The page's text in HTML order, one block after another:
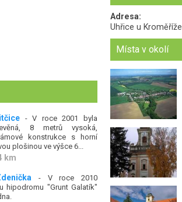
- V roce 2001 byla
8 metrů vysoká,
konstrukce s horní
plošinou ve výšce 6...
km
- V roce 2010
hipodromu "Grunt Galatík"
Adresa:
Uhřice u Kroměříže
Místa v okolí